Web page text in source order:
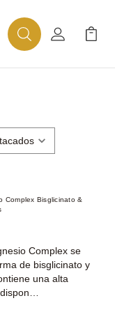
BuscarMi Cuenta
Mi
Complex Bisglicinato &
Complex se
de bisglicinato y
una alta